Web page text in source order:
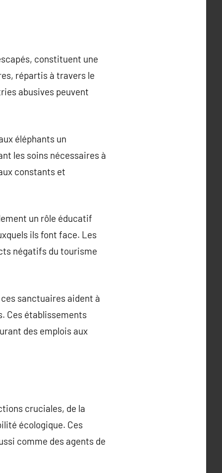
constituent une
répartis à travers le
abusives peuvent
éléphants un
les soins nécessaires à
constants et
un rôle éducatif
ils font face. Les
négatifs du tourisme
sanctuaires aident à
Ces établissements
des emplois aux
cruciales, de la
écologique. Ces
comme des agents de